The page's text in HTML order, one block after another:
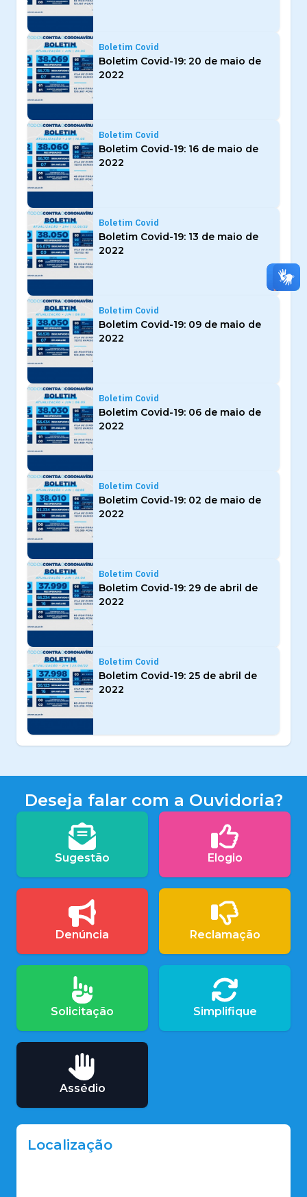
Boletim Covid
Boletim Covid-19: 20 de maio de
2022
Boletim Covid
Boletim Covid-19: 16 de maio de
2022
Boletim Covid
Boletim Covid-19: 13 de maio de
2022
Boletim Covid
Boletim Covid-19: 09 de maio de
2022
Boletim Covid
Boletim Covid-19: 06 de maio de
2022
Boletim Covid
Boletim Covid-19: 02 de maio de
2022
Boletim Covid
Boletim Covid-19: 29 de abril de
2022
Boletim Covid
Boletim Covid-19: 25 de abril de
2022
Deseja falar com a Ouvidoria?
Sugestão Elogio
Denúncia Reclamação
Solicitação Simplifique
Assédio
Localização